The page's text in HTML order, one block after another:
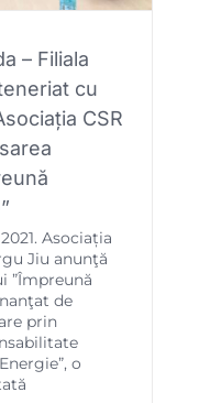
– Filiala
cu
CSR
Asociația
Jiu anunţă
”Împreună
de
prin
o